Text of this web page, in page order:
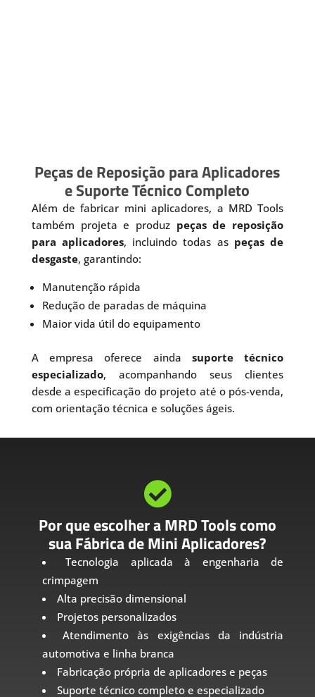
Peças de Reposição para Aplicadores
e Suporte Técnico Completo
Além de fabricar mini aplicadores, a MRD Tools
também projeta e produz peças de reposição
para aplicadores, incluindo todas as peças de
desgaste, garantindo:
Manutenção rápida
Redução de paradas de máquina
Maior vida útil do equipamento
A empresa oferece ainda suporte técnico
especializado, acompanhando seus clientes
desde a especificação do projeto até o pós-venda,
com orientação técnica e soluções ágeis.

Por que escolher a MRD Tools como
sua Fábrica de Mini Aplicadores?
Tecnologia aplicada à engenharia de
crimpagem
Alta precisão dimensional
Projetos personalizados
Atendimento às exigências da indústria
automotiva e linha branca
Fabricação própria de aplicadores e peças
Suporte técnico completo e especializado